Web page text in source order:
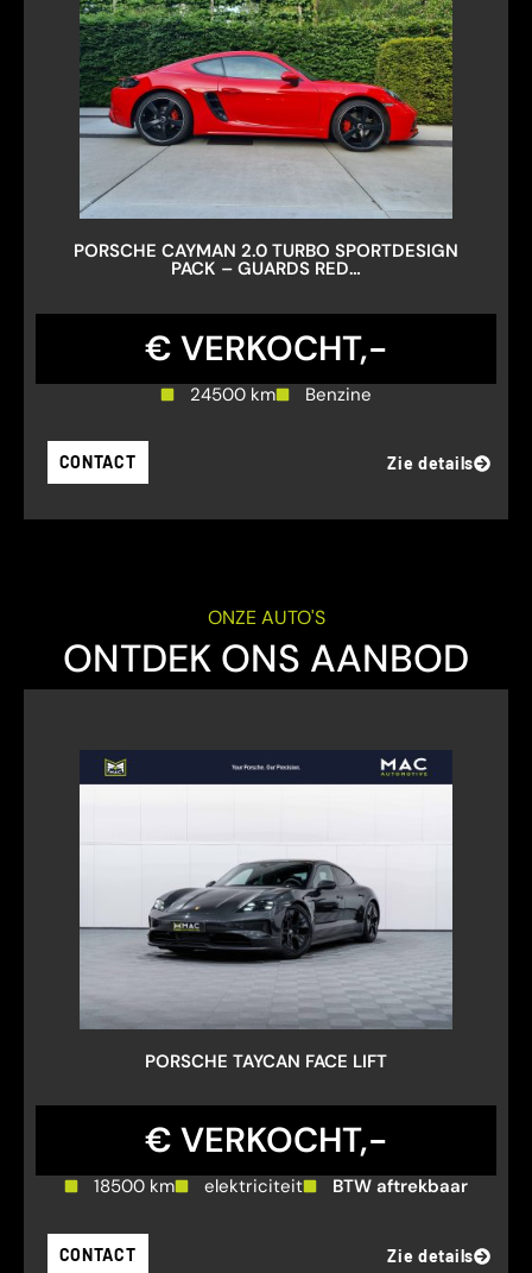
PORSCHE CAYMAN 2.0 TURBO SPORTDESIGN
PACK – GUARDS RED…
€ VERKOCHT,-
24500 km Benzine
CONTACT Zie details
ONZE AUTO'S
ONTDEK ONS AANBOD
PORSCHE TAYCAN FACE LIFT
€ VERKOCHT,-
18500 km elektriciteit BTW aftrekbaar
CONTACT Zie details